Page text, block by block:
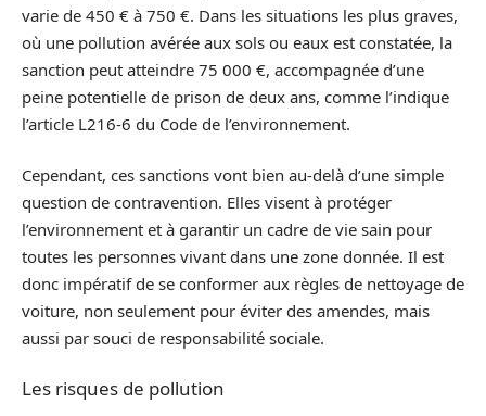
varie de 450 € à 750 €. Dans les situations les plus graves,
où une pollution avérée aux sols ou eaux est constatée, la
sanction peut atteindre 75 000 €, accompagnée d’une
peine potentielle de prison de deux ans, comme l’indique
l’article L216-6 du Code de l’environnement.
Cependant, ces sanctions vont bien au-delà d’une simple
question de contravention. Elles visent à protéger
l’environnement et à garantir un cadre de vie sain pour
toutes les personnes vivant dans une zone donnée. Il est
donc impératif de se conformer aux règles de nettoyage de
voiture, non seulement pour éviter des amendes, mais
aussi par souci de responsabilité sociale.
Les risques de pollution